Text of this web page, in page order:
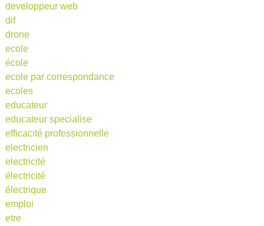
developpeur web
dif
drone
ecole
école
ecole par correspondance
ecoles
educateur
educateur specialise
efficacité professionnelle
electricien
electricité
électricité
électrique
emploi
etre